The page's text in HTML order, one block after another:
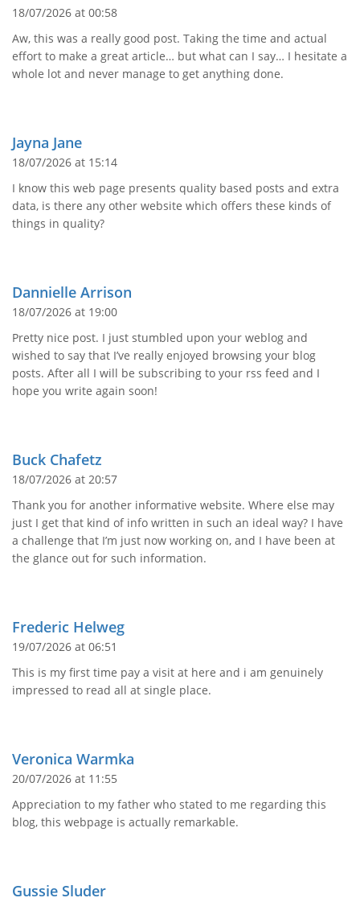
18/07/2026 at 00:58
Aw, this was a really good post. Taking the time and actual
effort to make a great article… but what can I say… I hesitate a
whole lot and never manage to get anything done.
Jayna Jane
18/07/2026 at 15:14
I know this web page presents quality based posts and extra
data, is there any other website which offers these kinds of
things in quality?
Dannielle Arrison
18/07/2026 at 19:00
Pretty nice post. I just stumbled upon your weblog and
wished to say that I’ve really enjoyed browsing your blog
posts. After all I will be subscribing to your rss feed and I
hope you write again soon!
Buck Chafetz
18/07/2026 at 20:57
Thank you for another informative website. Where else may
just I get that kind of info written in such an ideal way? I have
a challenge that I’m just now working on, and I have been at
the glance out for such information.
Frederic Helweg
19/07/2026 at 06:51
This is my first time pay a visit at here and i am genuinely
impressed to read all at single place.
Veronica Warmka
20/07/2026 at 11:55
Appreciation to my father who stated to me regarding this
blog, this webpage is actually remarkable.
Gussie Sluder